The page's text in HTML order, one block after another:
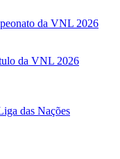
da VNL 2026
da VNL 2026
das Nações